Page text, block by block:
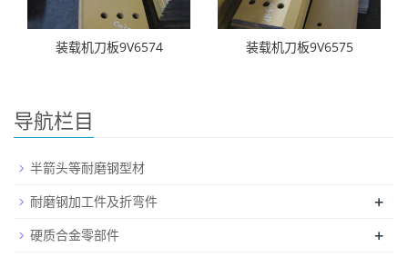
装载机刀板9V6574 装载机刀板9V6575
导航栏目
半箭头等耐磨钢型材
耐磨钢加工件及折弯件
+
硬质合金零部件 +